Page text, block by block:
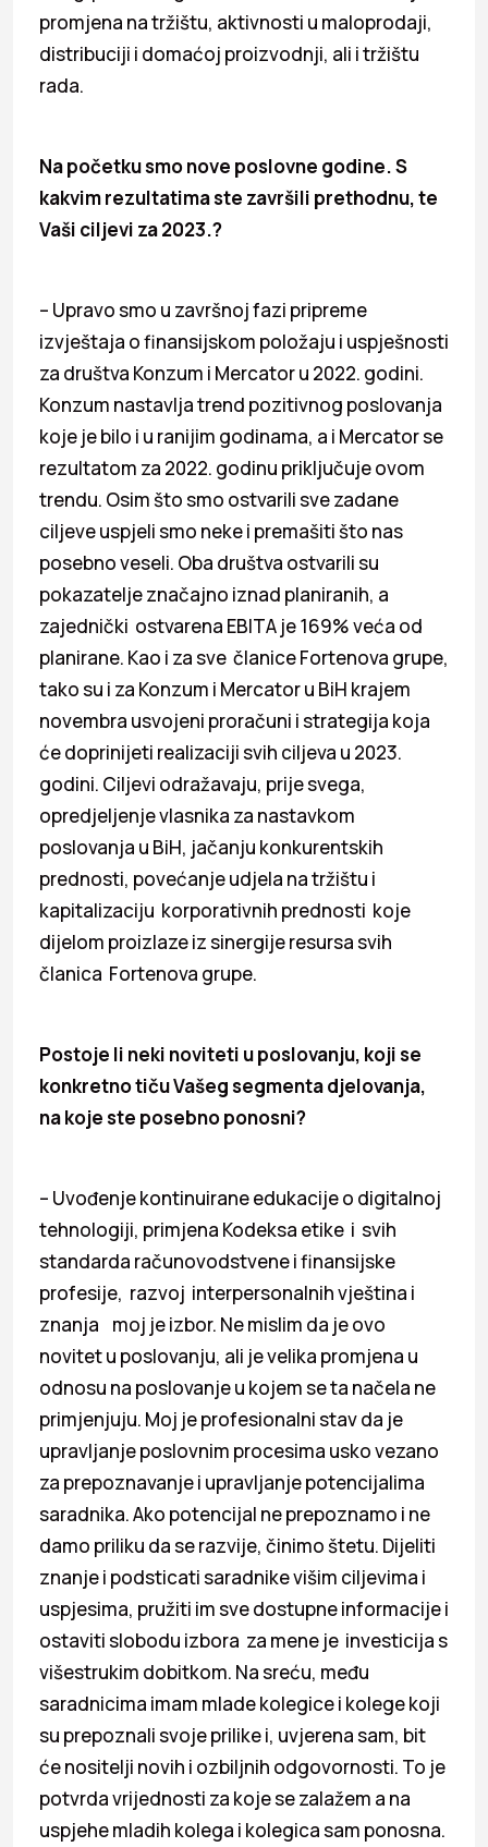
promjena na tržištu, aktivnosti u maloprodaji,
distribuciji i domaćoj proizvodnji, ali i tržištu
rada.
Na početku smo nove poslovne godine. S
kakvim rezultatima ste završili prethodnu, te
Vaši ciljevi za 2023.?
– Upravo smo u završnoj fazi pripreme
izvještaja o finansijskom položaju i uspješnosti
za društva Konzum i Mercator u 2022. godini.
Konzum nastavlja trend pozitivnog poslovanja
koje je bilo i u ranijim godinama, a i Mercator se
rezultatom za 2022. godinu priključuje ovom
trendu. Osim što smo ostvarili sve zadane
ciljeve uspjeli smo neke i premašiti što nas
posebno veseli. Oba društva ostvarili su
pokazatelje značajno iznad planiranih, a
zajednički ostvarena EBITA je 169% veća od
planirane. Kao i za sve članice Fortenova grupe,
tako su i za Konzum i Mercator u BiH krajem
novembra usvojeni proračuni i strategija koja
će doprinijeti realizaciji svih ciljeva u 2023.
godini. Ciljevi odražavaju, prije svega,
opredjeljenje vlasnika za nastavkom
poslovanja u BiH, jačanju konkurentskih
prednosti, povećanje udjela na tržištu i
kapitalizaciju korporativnih prednosti koje
dijelom proizlaze iz sinergije resursa svih
članica Fortenova grupe.
Postoje li neki noviteti u poslovanju, koji se
konkretno tiču Vašeg segmenta djelovanja,
na koje ste posebno ponosni?
– Uvođenje kontinuirane edukacije o digitalnoj
tehnologiji, primjena Kodeksa etike i svih
standarda računovodstvene i finansijske
profesije, razvoj interpersonalnih vještina i
znanja moj je izbor. Ne mislim da je ovo
novitet u poslovanju, ali je velika promjena u
odnosu na poslovanje u kojem se ta načela ne
primjenjuju. Moj je profesionalni stav da je
upravljanje poslovnim procesima usko vezano
za prepoznavanje i upravljanje potencijalima
saradnika. Ako potencijal ne prepoznamo i ne
damo priliku da se razvije, činimo štetu. Dijeliti
znanje i podsticati saradnike višim ciljevima i
uspjesima, pružiti im sve dostupne informacije i
ostaviti slobodu izbora za mene je investicija s
višestrukim dobitkom. Na sreću, među
saradnicima imam mlade kolegice i kolege koji
su prepoznali svoje prilike i, uvjerena sam, bit
će nositelji novih i ozbiljnih odgovornosti. To je
potvrda vrijednosti za koje se zalažem a na
uspjehe mladih kolega i kolegica sam ponosna.